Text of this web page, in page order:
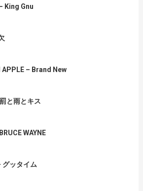
King Gnu
APPLE – Brand New
と雨とキス
WAYNE
ッタイム